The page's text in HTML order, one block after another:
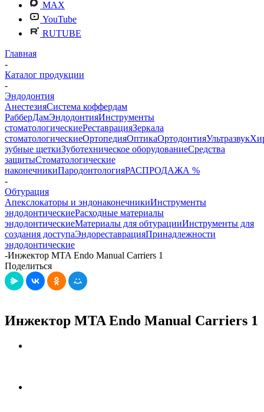
MAX
YouTube
RUTUBE
Главная
-
Каталог продукции
-
Эндодонтия
АнестезияСистема коффердам
РабберДамЭндодонтияИнструменты
стоматологическиеРеставрацияЗеркала
стоматологическиеОртопедияОптикаОртодонтияУльтразвук
зубные щеткиЗуботехническое оборудованиеСредства
защитыСтоматологические
наконечникиПародонтологияРАСПРОДАЖА %
-
Обтурация
Апекслокаторы и эндонаконечникиИнструменты
эндодонтическиеРасходные материалы
эндодонтическиеМатериалы для обтурацииИнструменты для
создания доступаЭндореставрацияПринадлежности
эндодонтические
-Инжектор MTA Endo Manual Carriers 1
Поделиться
Инжектор MTA Endo Manual Carriers 1